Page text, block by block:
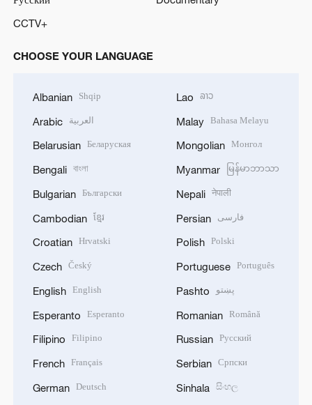
CCTV+
CHOOSE YOUR LANGUAGE
Albanian Shqip
Arabic العربية
Belarusian Беларуская
Bengali বাংলা
Bulgarian Български
Cambodian ខ្មែរ
Croatian Hrvatski
Czech Český
English English
Esperanto Esperanto
Filipino Filipino
French Français
German Deutsch
Lao ລາວ
Malay Bahasa Melayu
Mongolian Монгол
Myanmar မြန်မာဘာသာ
Nepali नेपाली
Persian فارسی
Polish Polski
Portuguese Português
Pashto پښتو
Romanian Română
Russian Русский
Serbian Српски
Sinhala සිංහල